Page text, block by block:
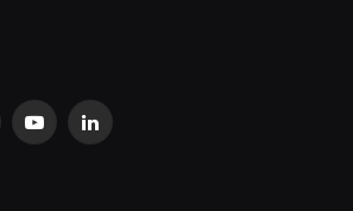
YouTubeLinkedIn